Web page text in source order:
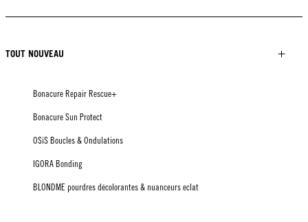
TOUT NOUVEAU
Bonacure Repair Rescue+
Bonacure Sun Protect
OSiS Boucles & Ondulations
IGORA Bonding
BLONDME pourdres décolorantes & nuanceurs eclat